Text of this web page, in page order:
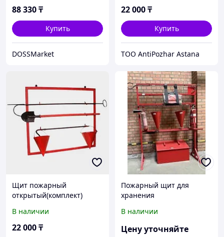
88 330₸
Купить
DOSSMarket
(лом-1, багор-1, лопата-2,
22 000₸
Купить
TOO AntiPozhar Astana
Щит пожарный
открытый(комплект)
В наличии
22 000₸
Пожарный щит для
хранения
инвентаря
В наличии
Цену уточняйте